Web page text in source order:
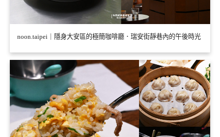
noon.taipei｜隱身大安區的極簡咖啡廳．瑞安街靜巷內的午後時光